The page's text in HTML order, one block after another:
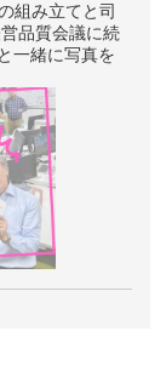
組み立てと司
品質会議に続
一緒に写真を